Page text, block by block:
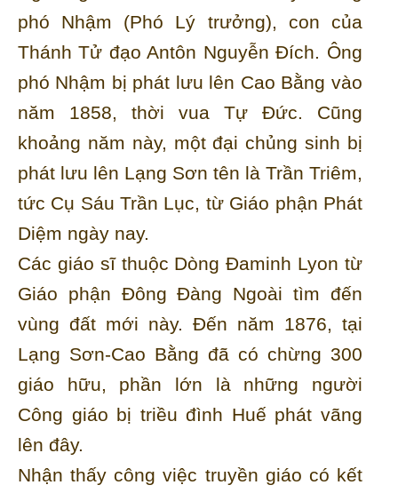
phó Nhậm (Phó Lý trưởng), con của
Thánh Tử đạo Antôn Nguyễn Ðích. Ông
phó Nhậm bị phát lưu lên Cao Bằng vào
năm 1858, thời vua Tự Ðức. Cũng
khoảng năm này, một đại chủng sinh bị
phát lưu lên Lạng Sơn tên là Trần Triêm,
tức Cụ Sáu Trần Lục, từ Giáo phận Phát
Diệm ngày nay.
Các giáo sĩ thuộc Dòng Đaminh Lyon từ
Giáo phận Đông Đàng Ngoài tìm đến
vùng đất mới này. Đến năm 1876, tại
Lạng Sơn-Cao Bằng đã có chừng 300
giáo hữu, phần lớn là những người
Công giáo bị triều đình Huế phát vãng
lên đây.
Nhận thấy công việc truyền giáo có kết